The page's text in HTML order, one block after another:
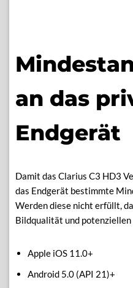
an das
Endgerät
Damit das Clarius C3 HD3
das Endgerät bestimmte
Werden diese nicht erfüllt,
Bildqualität und
Apple iOS 11.0+
Android 5.0 (API 21)+